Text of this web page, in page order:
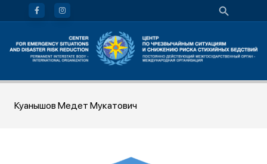
Куанышов Медет Мукатович